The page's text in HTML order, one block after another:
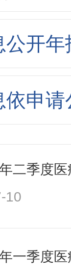
督责任清
公开年
依申请
二季度
10
一季度